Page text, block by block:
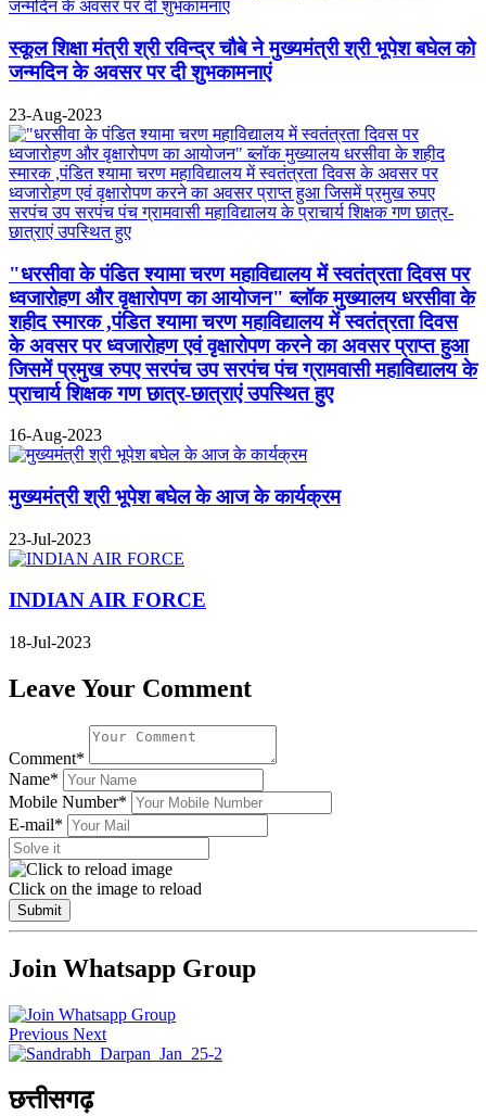
स्कूल शिक्षा मंत्री श्री रविन्द्र चौबे ने मुख्यमंत्री श्री भूपेश बघेल को
जन्मदिन के अवसर पर दी शुभकामनाएं
23-Aug-2023
"धरसीवा के पंडित श्यामा चरण महाविद्यालय में स्वतंत्रता दिवस पर
ध्वजारोहण और वृक्षारोपण का आयोजन" ब्लॉक मुख्यालय धरसीवा के
शहीद स्मारक ,पंडित श्यामा चरण महाविद्यालय में स्वतंत्रता दिवस
के अवसर पर ध्वजारोहण एवं वृक्षारोपण करने का अवसर प्राप्त हुआ
जिसमें प्रमुख रुपए सरपंच उप सरपंच पंच ग्रामवासी महाविद्यालय के
प्राचार्य शिक्षक गण छात्र-छात्राएं उपस्थित हुए
16-Aug-2023
मुख्यमंत्री श्री भूपेश बघेल के आज के कार्यक्रम
23-Jul-2023
INDIAN AIR FORCE
18-Jul-2023
Leave Your Comment
Comment*
Name*
Mobile Number*
E-mail*
Click on the image to reload
Submit
Join Whatsapp Group
Previous Next
छत्तीसगढ़